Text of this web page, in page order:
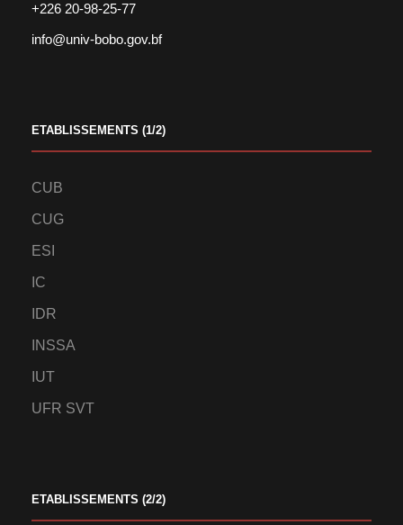
+226 20-98-25-77
info@univ-bobo.gov.bf
ETABLISSEMENTS (1/2)
CUB
CUG
ESI
IC
IDR
INSSA
IUT
UFR SVT
ETABLISSEMENTS (2/2)